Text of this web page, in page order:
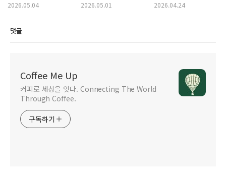
2026.05.04 2026.05.01 2026.04.24
댓글
Coffee Me Up
커피로 세상을 잇다. Connecting The World
Through Coffee.
구독하기